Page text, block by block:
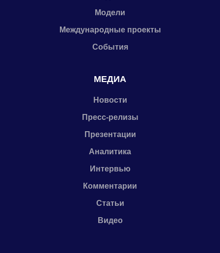
Модели
Международные проекты
События
МЕДИА
Новости
Пресс-релизы
Презентации
Аналитика
Интервью
Комментарии
Статьи
Видео